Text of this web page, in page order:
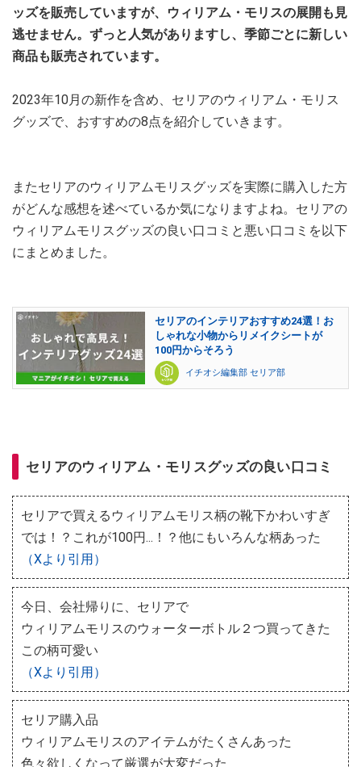
ッズを販売していますが、ウィリアム・モリスの展開も見
逃せません。ずっと人気がありますし、季節ごとに新しい
商品も販売されています。
2023年10月の新作を含め、セリアのウィリアム・モリス
グッズで、おすすめの8点を紹介していきます。
またセリアのウィリアムモリスグッズを実際に購入した方
がどんな感想を述べているか気になりますよね。セリアの
ウィリアムモリスグッズの良い口コミと悪い口コミを以下
にまとめました。
セリアのインテリアおすすめ24選！お
しゃれな小物からリメイクシートが
100円からそろう
イチオシ編集部 セリア部
セリアのウィリアム・モリスグッズの良い口コミ
セリアで買えるウィリアムモリス柄の靴下かわいすぎ
では！？これが100円...！？他にもいろんな柄あった
（Xより引用）
今日、会社帰りに、セリアで
ウィリアムモリスのウォーターボトル２つ買ってきた
この柄可愛い
（Xより引用）
セリア購入品
ウィリアムモリスのアイテムがたくさんあった
色々欲しくなって厳選が大変だった